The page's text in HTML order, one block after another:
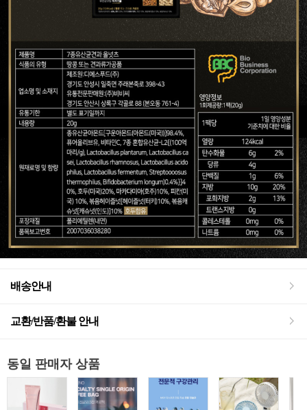
배송안내
교환/반품/환불 안내
동일 판매자 상품